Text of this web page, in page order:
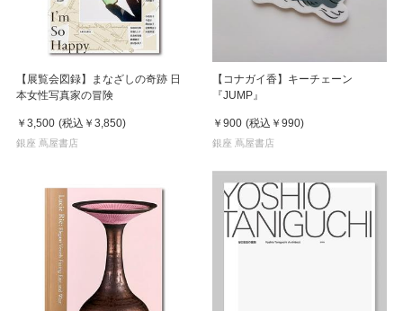
【展覧会図録】まなざしの奇跡 日
本女性写真家の冒険
￥3,500 (税込 ￥3,850)
銀座 蔦屋書店
【コナガイ香】キーチェーン
『JUMP』
￥900 (税込 ￥990)
銀座 蔦屋書店